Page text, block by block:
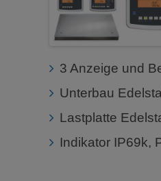
3 Anzeige und
Unterbau
Lastplatte
Indikator IP69k,